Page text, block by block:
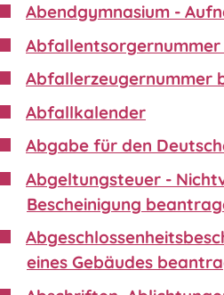
Abendgymnasium -
Abfallerzeugernummer
Abfallkalender
Abgabe für den
Abgeltungsteuer -
Bescheinigung
eines Gebäudes